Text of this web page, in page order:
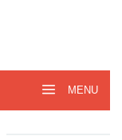
MENU